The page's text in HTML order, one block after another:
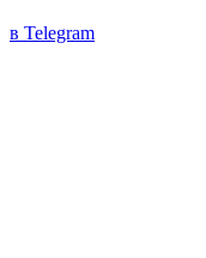
в Telegram